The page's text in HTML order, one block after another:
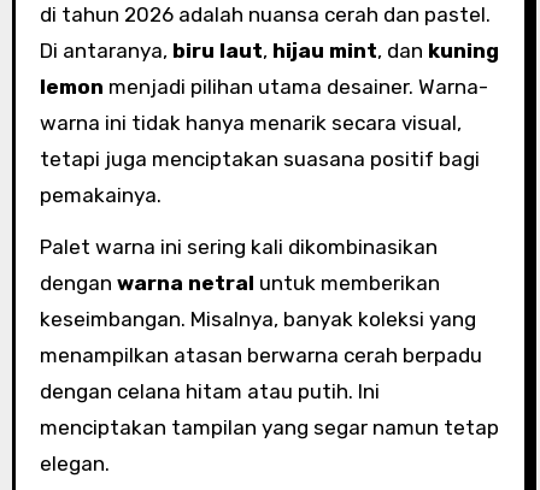
di tahun 2026 adalah nuansa cerah dan pastel.
Di antaranya, biru laut, hijau mint, dan kuning
lemon menjadi pilihan utama desainer. Warna-
warna ini tidak hanya menarik secara visual,
tetapi juga menciptakan suasana positif bagi
pemakainya.
Palet warna ini sering kali dikombinasikan
dengan warna netral untuk memberikan
keseimbangan. Misalnya, banyak koleksi yang
menampilkan atasan berwarna cerah berpadu
dengan celana hitam atau putih. Ini
menciptakan tampilan yang segar namun tetap
elegan.